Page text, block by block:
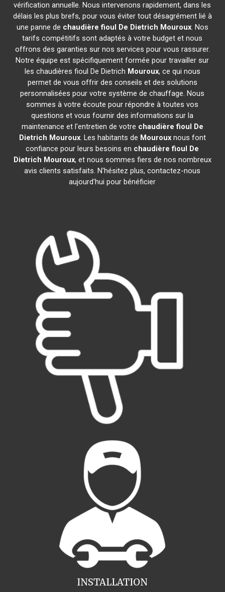
vérification annuelle. Nous intervenons rapidement, dans les
délais les plus brefs, pour vous éviter tout désagrément lié à
une panne de chaudière fioul De Dietrich Mouroux. Nos
tarifs compétitifs sont adaptés à votre budget et nous
offrons des garanties sur nos services pour vous rassurer.
Notre équipe est spécifiquement formée pour travailler sur
les chaudières fioul De Dietrich Mouroux, ce qui nous
permet de vous offrir des conseils et des solutions
personnalisées pour votre système de chauffage. Nous
sommes à votre écoute pour répondre à toutes vos
questions et vous fournir des informations sur la
maintenance et l'entretien de votre chaudière fioul De
Dietrich Mouroux. Les habitants de Mourouxnous font
confiance pour leurs besoins en chaudière fioul De
Dietrich Mouroux, et nous sommes fiers de nos nombreux
avis clients satisfaits. N'hésitez plus, contactez-nous
aujourd'hui pour bénéficier
INSTALLATION